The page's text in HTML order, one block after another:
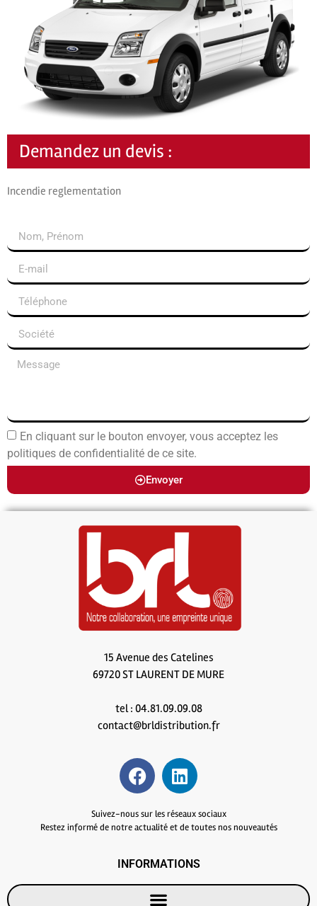
Demandez un devis :
Incendie reglementation
En cliquant sur le bouton envoyer, vous acceptez les
politiques de confidentialité de ce site.
Envoyer
15 Avenue des Catelines
69720 ST LAURENT DE MURE
tel : 04.81.09.09.08
contact@brldistribution.fr
Suivez-nous sur les réseaux sociaux
Restez informé de notre actualité et de toutes nos nouveautés
INFORMATIONS